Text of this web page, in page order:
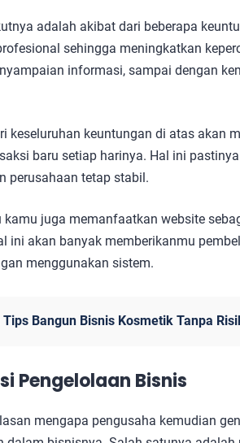
adalah akibat dari beberapa
sehingga meningkatkan
informasi, sampai dengan
keseluruhan keuntungan di atas akan
baru setiap harinya. Hal ini
perusahaan tetap stabil.
kamu juga memanfaatkan website
ini akan banyak memberikanmu
menggunakan sistem.
Tips Bangun Bisnis Kosmetik Tanpa
Pengelolaan Bisnis
mengapa pengusaha kemudian